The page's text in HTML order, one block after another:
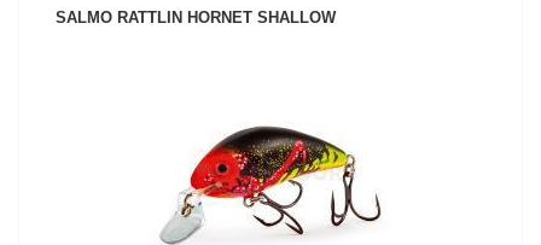
SALMO RATTLIN HORNET SHALLOW
VOIR LE PRODUIT